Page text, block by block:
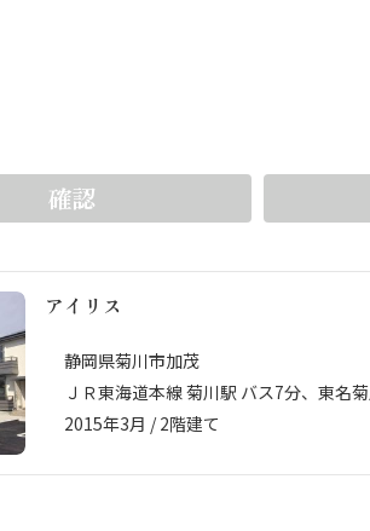
中部
ち早く受け取ることができます。
確認
アイリス
静岡県菊川市加茂
ＪＲ東海道本線 菊川駅 バス7分、東名
2015年3月 / 2階建て